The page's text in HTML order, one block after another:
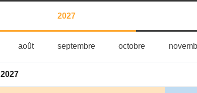
2027
aoûtaoût septembreseptembreoctobreoctobre